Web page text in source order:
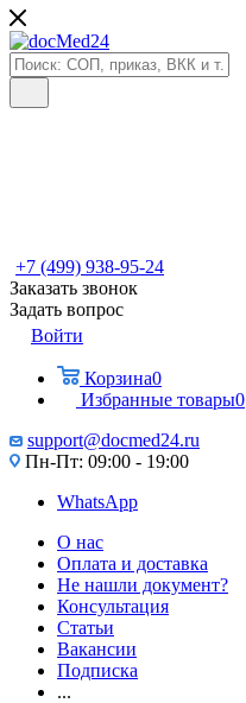
+7 (499) 938-95-24
Заказать звонок
Задать вопрос
Войти
Корзина0
Избранные товары0
support@docmed24.ru
Пн-Пт: 09:00 - 19:00
WhatsApp
О нас
Оплата и доставка
Не нашли документ?
Консультация
Статьи
Вакансии
Подписка
...